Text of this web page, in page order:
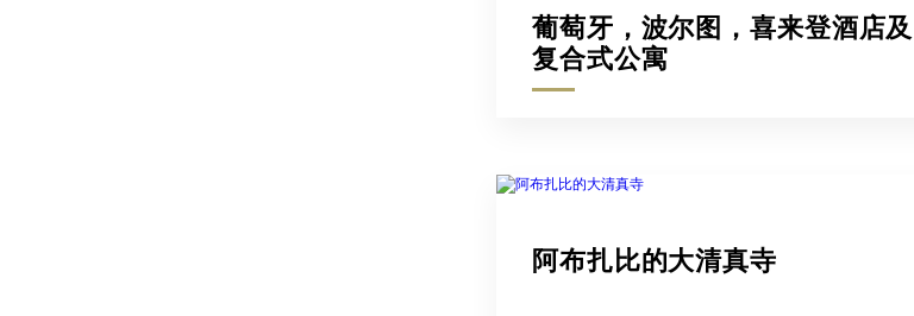
葡萄牙，波尔图，喜来登酒店及
复合式公寓
阿布扎比的大清真寺